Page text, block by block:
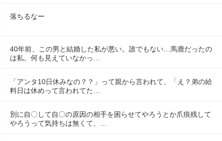
落ちるなー
40年前、この男と結婚した私が悪い。誰でもない…馬鹿だったの
は私。何も見えていなかっ…
「アンタ10日休みなの？？」って親から言われて、「え？弟の給
料日は休めって言われてた…
別に自〇して自〇の原因の相手を困らせてやろうとか爪痕残して
やろうって気持ちは無くて、…